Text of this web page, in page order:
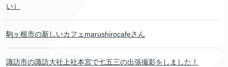
い）
駒ヶ根市の新しいカフェmarushirocafeさん
諏訪市の諏訪大社上社本宮で七五三の出張撮影をしました！